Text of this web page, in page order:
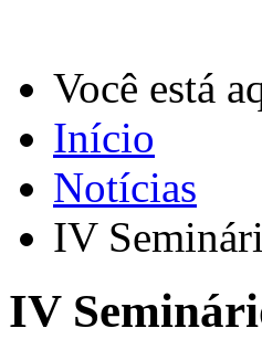
Você está
Início
Notícias
IV
IV